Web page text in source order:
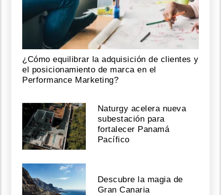
¿Cómo equilibrar la adquisición de clientes y
el posicionamiento de marca en el
Performance Marketing?
Naturgy acelera nueva
subestación para
fortalecer Panamá
Pacífico
Descubre la magia de
Gran Canaria